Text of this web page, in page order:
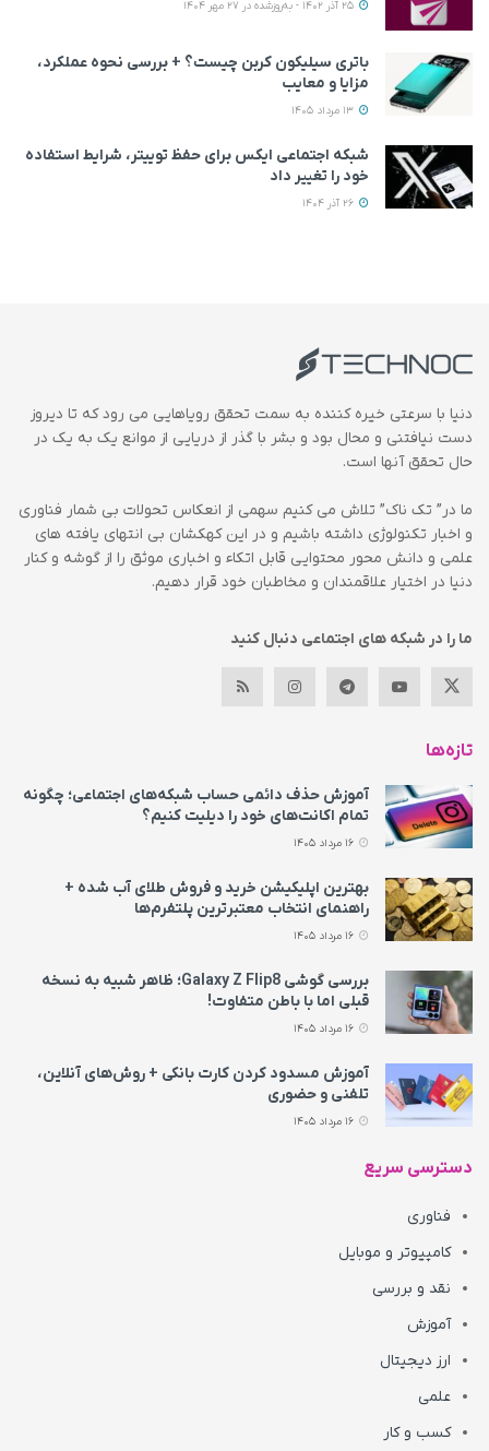
باتری سیلیکون کربن چیست؟ + بررسی نحوه عملکرد،
مزایا و معایب
شبکه اجتماعی ایکس برای حفظ توییتر، شرایط استفاده
خود را تغییر داد
دنیا با سرعتی خیره کننده به سمت تحقق رویاهایی می رود که تا دیروز
دست نیافتنی و محال بود و بشر با گذر از دریایی از موانع یک به یک در
حال تحقق آنها است.
ما در” تک ناک” تلاش می کنیم سهمی از انعکاس تحولات بی شمار فناوری
و اخبار تکنولوژی داشته باشیم و در این کهکشان بی انتهای یافته های
علمی و دانش محور محتوایی قابل اتکاء و اخباری موثق را از گوشه و کنار
دنیا در اختیار علاقمندان و مخاطبان خود قرار دهیم.
ما را در شبکه های اجتماعی دنبال کنید
تازه‌ها
آموزش حذف دائمی حساب شبکه‌های اجتماعی؛ چگونه
تمام اکانت‌های خود را دیلیت کنیم؟
بهترین اپلیکیشن خرید و فروش طلای آب شده +
راهنمای انتخاب معتبرترین پلتفرم‌ها
بررسی گوشی Galaxy Z Flip8؛ ظاهر شبیه به نسخه
قبلی اما با باطن متفاوت!
آموزش مسدود کردن کارت بانکی + روش‌های آنلاین،
تلفنی و حضوری
دسترسی سریع
فناوری
کامپیوتر و موبایل
نقد و بررسی
آموزش
ارز دیجیتال
علمی
کسب و کار